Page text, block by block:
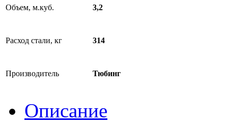
Объем, м.куб. 3,2
Расход стали, кг 314
Производитель Тюбинг
Описание